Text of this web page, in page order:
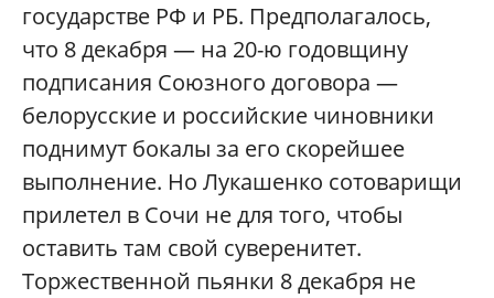
государстве РФ и РБ. Предполагалось,
что 8 декабря — на 20-ю годовщину
подписания Союзного договора —
белорусские и российские чиновники
поднимут бокалы за его скорейшее
выполнение. Но Лукашенко сотоварищи
прилетел в Сочи не для того, чтобы
оставить там свой суверенитет.
Торжественной пьянки 8 декабря не